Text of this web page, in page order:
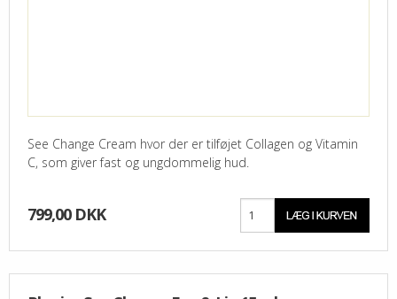
See Change Cream hvor der er tilføjet Collagen og Vitamin
C, som giver fast og ungdommelig hud.
799,00 DKK